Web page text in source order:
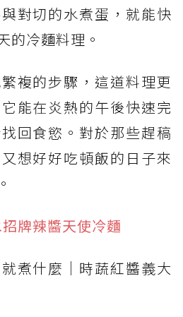
對切的水煮蛋，就能快
的冷麵料理。
複的步驟，這道料理更
能在炎熱的午後快速完
回食慾。對於那些趕稿
想好好吃頓飯的日子來
牌辣醬天使冷麵
煮什麼｜時蔬紅醬義大